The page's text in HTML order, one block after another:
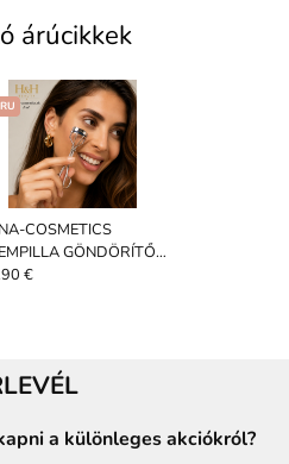
árúcikkek
COSMETICS
GÖNDÖRÍTŐ
SZILIKONNAL
€
a különleges akciókról?